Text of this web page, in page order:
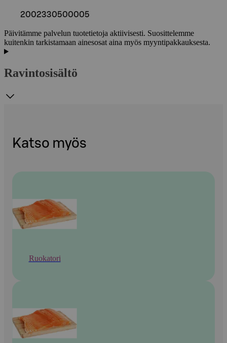
2002330500005
Päivitämme palvelun tuotetietoja aktiivisesti. Suosittelemme
kuitenkin tarkistamaan ainesosat aina myös myyntipakkauksesta.
Ravintosisältö
Katso myös
Ruokatori